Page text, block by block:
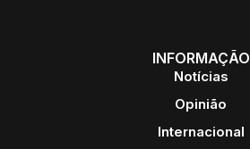
INFORMAÇÃO
Notícias
Opinião
Internacional